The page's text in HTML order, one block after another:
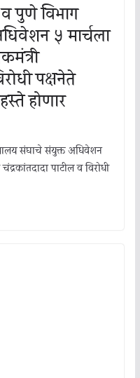
पुणे विभाग
५ मार्चला
पक्षनेते
होणार
संघाचे संयुक्त अधिवेशन
पाटील व विरोधी